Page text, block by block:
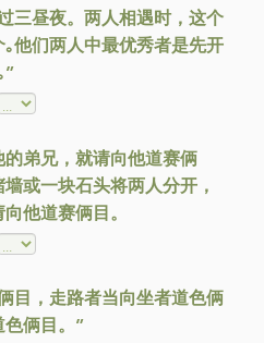
三昼夜。两人相遇时，这个
他们两人中最优秀者是先开
弟兄，就请向他道赛俩
或一块石头将两人分开，
他道赛俩目。
目，走路者当向坐者道色俩
俩目。”